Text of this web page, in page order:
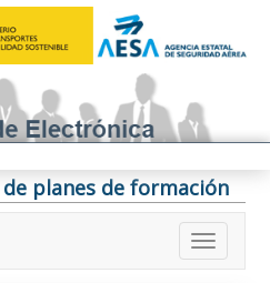
planes de formación